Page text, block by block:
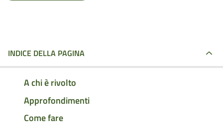
INDICE DELLA PAGINA
A chi è rivolto
Approfondimenti
Come fare